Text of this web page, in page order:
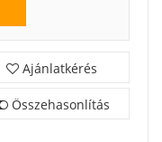
Ajánlatkérés
Összehasonlítás